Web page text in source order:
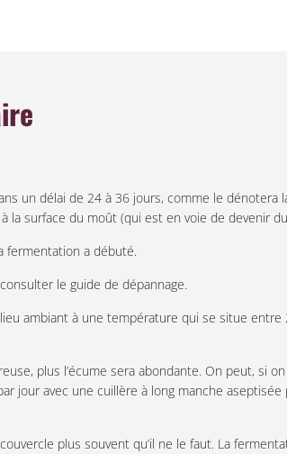
un délai de 24 à 36 jours, comme le dénotera
la surface du moût (qui est en voie de devenir
fermentation a débuté.
le guide de dépannage.
ambiant à une température qui se situe entre
plus l’écume sera abondante. On peut, si
jour avec une cuillère à long manche aseptisée
plus souvent qu’il ne le faut. La